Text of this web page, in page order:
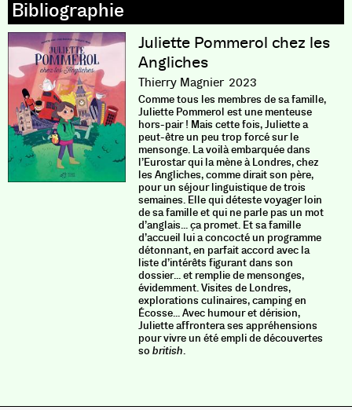
Juliette Pommerol chez les
Angliches
Thierry Magnier 2023
Comme tous les membres de sa famille,
Juliette Pommerol est une menteuse
hors-pair ! Mais cette fois, Juliette a
peut-être un peu trop forcé sur le
mensonge. La voilà embarquée dans
l’Eurostar qui la mène à Londres, chez
les Angliches, comme dirait son père,
pour un séjour linguistique de trois
semaines. Elle qui déteste voyager loin
de sa famille et qui ne parle pas un mot
d’anglais... ça promet. Et sa famille
d’accueil lui a concocté un programme
détonnant, en parfait accord avec la
liste d’intérêts figurant dans son
dossier... et remplie de mensonges,
évidemment. Visites de Londres,
explorations culinaires, camping en
Écosse... Avec humour et dérision,
Juliette affrontera ses appréhensions
pour vivre un été empli de découvertes
so british.